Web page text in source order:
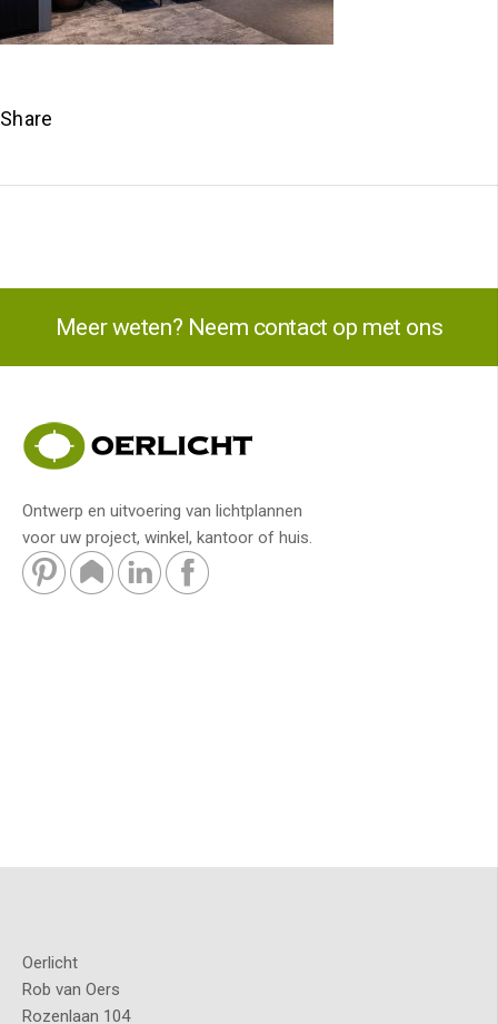
Share
Meer weten? Neem contact op met ons
Ontwerp en uitvoering van lichtplannen
voor uw project, winkel, kantoor of huis.
Oerlicht
Rob van Oers
Rozenlaan 104